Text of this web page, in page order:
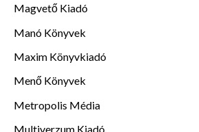
Magvető Kiadó
Manó Könyvek
Maxim Könyvkiadó
Menő Könyvek
Metropolis Média
Multiverzum Kiadó